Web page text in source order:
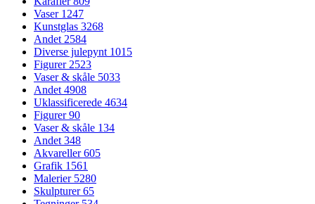
Vaser 1247
Kunstglas 3268
Andet2584
Diverse julepynt 1015
Figurer2523
Vaser & skåle 5033
Andet4908
Uklassificerede 4634
Figurer90
Vaser & skåle 134
Andet348
Akvareller605
Grafik 1561
Malerier 5280
Skulpturer65